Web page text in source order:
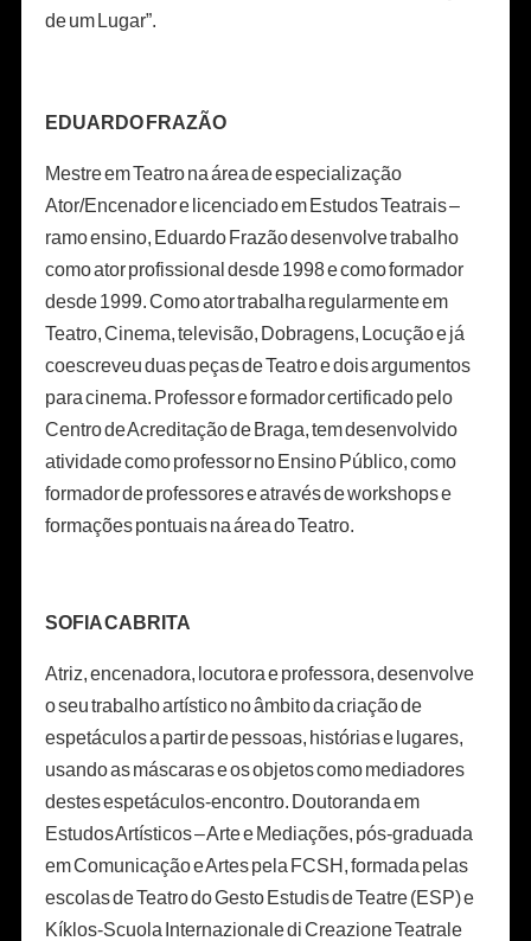
de um Lugar”.
EDUARDO FRAZÃO
Mestre em Teatro na área de especialização
Ator/Encenador e licenciado em Estudos Teatrais –
ramo ensino, Eduardo Frazão desenvolve trabalho
como ator profissional desde 1998 e como formador
desde 1999. Como ator trabalha regularmente em
Teatro, Cinema, televisão, Dobragens, Locução e já
coescreveu duas peças de Teatro e dois argumentos
para cinema. Professor e formador certificado pelo
Centro de Acreditação de Braga, tem desenvolvido
atividade como professor no Ensino Público, como
formador de professores e através de workshops e
formações pontuais na área do Teatro.
SOFIA CABRITA
Atriz, encenadora, locutora e professora, desenvolve
o seu trabalho artístico no âmbito da criação de
espetáculos a partir de pessoas, histórias e lugares,
usando as máscaras e os objetos como mediadores
destes espetáculos-encontro. Doutoranda em
Estudos Artísticos – Arte e Mediações, pós-graduada
em Comunicação e Artes pela FCSH, formada pelas
escolas de Teatro do Gesto Estudis de Teatre (ESP) e
Kíklos-Scuola Internazionale di Creazione Teatrale